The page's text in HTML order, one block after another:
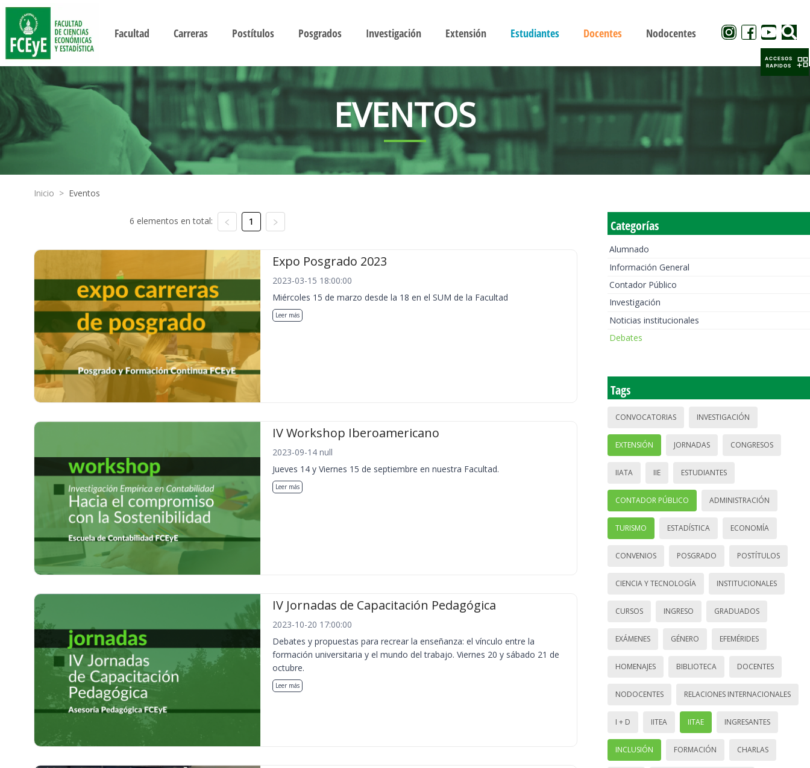
Facultad Carreras Postítulos Posgrados Investigación Extensión Estudiantes Docentes Nodocentes
EVENTOS
Inicio > Eventos
6 elementos en total: 1
Expo Posgrado 2023
2023-03-15 18:00:00
Miércoles 15 de marzo desde la 18 en el SUM de la Facultad
Leer más
IV Workshop Iberoamericano
2023-09-14 null
Jueves 14 y Viernes 15 de septiembre en nuestra Facultad.
Leer más
IV Jornadas de Capacitación Pedagógica
2023-10-20 17:00:00
Debates y propuestas para recrear la enseñanza: el vínculo entre la
formación universitaria y el mundo del trabajo. Viernes 20 y sábado 21 de
octubre.
Leer más
Categorías
Alumnado
Información General
Contador Público
Investigación
Noticias institucionales
Debates
Tags
CONVOCATORIAS INVESTIGACIÓN
EXTENSIÓN JORNADAS CONGRESOS
IIATA IIE ESTUDIANTES
CONTADOR PÚBLICO ADMINISTRACIÓN
TURISMO ESTADÍSTICA ECONOMÍA
CONVENIOS POSGRADO POSTÍTULOS
CIENCIA Y TECNOLOGÍA INSTITUCIONALES
CURSOS INGRESO GRADUADOS
EXÁMENES GÉNERO EFEMÉRIDES
HOMENAJES BIBLIOTECA DOCENTES
NODOCENTES RELACIONES INTERNACIONALES
I + D IITEA IITAE INGRESANTES
INCLUSIÓN FORMACIÓN CHARLAS
ACCESOS
RAPIDOS